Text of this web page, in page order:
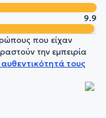
9.9
που είχαν
την εμπειρία
τους